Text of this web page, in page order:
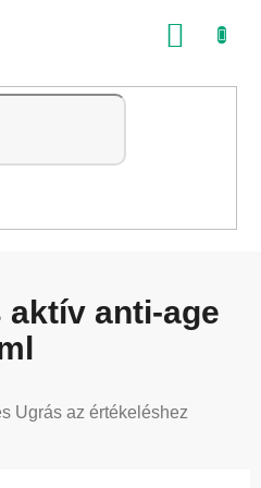
aktív anti-age
Ugrás az értékeléshez